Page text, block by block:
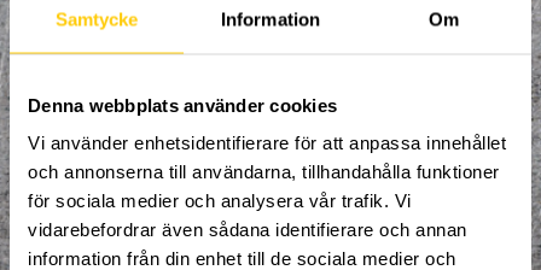
Samtycke Information Om
Denna webbplats använder cookies
Vi använder enhetsidentifierare för att anpassa innehållet
och annonserna till användarna, tillhandahålla funktioner
för sociala medier och analysera vår trafik. Vi
vidarebefordrar även sådana identifierare och annan
information från din enhet till de sociala medier och
Klättring
LAN
Multisport
Mässa
NPF-Träning